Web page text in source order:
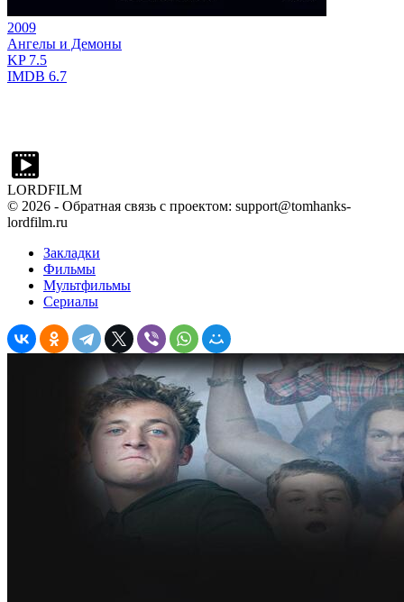
2009
Ангелы и Демоны
KP7.5
IMDB 6.7
LORDFILM
© 2026 - Обратная связь с проектом: support@tomhanks-
lordfilm.ru
Закладки
Фильмы
Мультфильмы
Сериалы